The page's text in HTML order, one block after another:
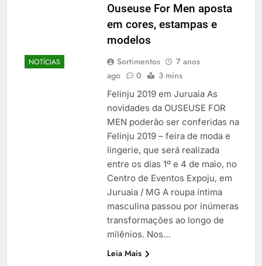
NOTÍCIAS
Ouseuse For Men aposta
em cores, estampas e
modelos
Sortimentos
7 anos
ago
0 3 mins
Felinju 2019 em Juruaia As
novidades da OUSEUSE FOR
MEN poderão ser conferidas na
Felinju 2019 – feira de moda e
lingerie, que será realizada
entre os dias 1º e 4 de maio, no
Centro de Eventos Expoju, em
Juruaia / MG A roupa íntima
masculina passou por inúmeras
transformações ao longo de
milênios. Nos…
Leia Mais